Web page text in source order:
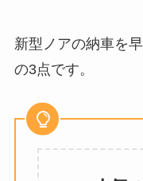
新型ノアの納車を
の3点です。